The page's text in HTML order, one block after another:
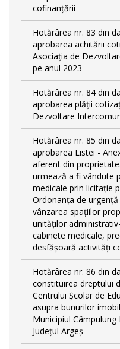
cofinanțării
Hotărârea nr. 83 din
aprobarea achitării
Asociația de
pe anul 2023
Hotărârea nr. 84 din
aprobarea plății
Dezvoltare
Hotărârea nr. 85 din
aprobarea Listei -
aferent din
urmează a fi vândute
medicale prin licitaţie
Ordonanța de
vânzarea spațiilor
unităților
cabinete medicale,
desfășoară activități
Hotărârea nr. 86 din
constituirea dreptului
Centrului Școlar de
asupra bunurilor
Municipiul
Județul Argeș